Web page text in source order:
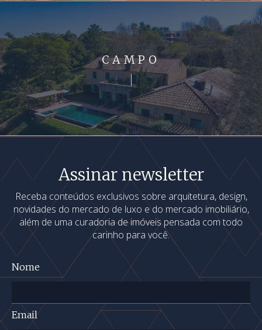
CAMPO
Assinar newsletter
Receba conteúdos exclusivos sobre arquitetura, design,
novidades do mercado de luxo e do mercado imobiliário,
além de uma curadoria de imóveis pensada com todo
carinho para você.
Nome
Email